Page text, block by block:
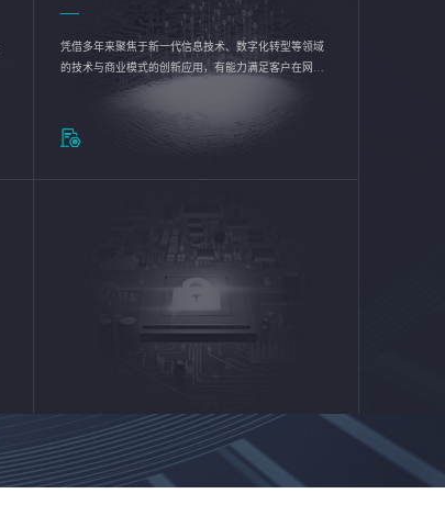
凭借多年来聚焦于新一代信息技术、数字化转型等领域
的技术与商业模式的创新应用，有能力满足客户在网络
优化、运营维护和信息安全防护等方面的需求，为客户